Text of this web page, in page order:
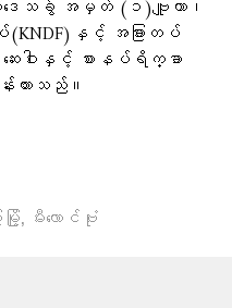
ေသခွဲ အမှတ် (၁)ဗျူဟာ၊
(KNDF)နှင့် အခြားတပ်
ဆေးဝါးနှင့် စားနပ်ရိက္ခာ
ထားသည်။
ြို့, မီးလောင်ဗုံး